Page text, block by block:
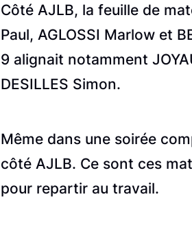
Côté AJLB, la feuille de
Paul, AGLOSSI Marlow et
9 alignait notamment
DESILLES Simon.
Même dans une soirée
côté AJLB. Ce sont ces
pour repartir au travail.